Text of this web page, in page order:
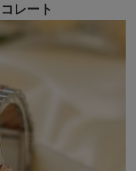
レート